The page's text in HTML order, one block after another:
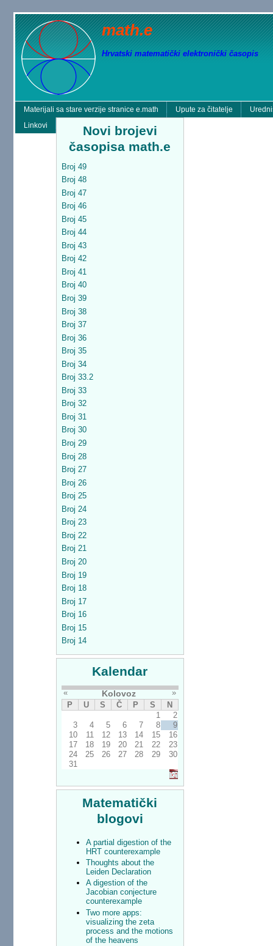
math.e
Hrvatski matematički elektronički časopis
Materijali sa stare verzije stranice e.math Upute za čitatelje
Linkovi
Novi brojevi
časopisa math.e
Broj 49
Broj 48
Broj 47
Broj 46
Broj 45
Broj 44
Broj 43
Broj 42
Broj 41
Broj 40
Broj 39
Broj 38
Broj 37
Broj 36
Broj 35
Broj 34
Broj 33.2
Broj 33
Broj 32
Broj 31
Broj 30
Broj 29
Broj 28
Broj 27
Broj 26
Broj 25
Broj 24
Broj 23
Broj 22
Broj 21
Broj 20
Broj 19
Broj 18
Broj 17
Broj 16
Broj 15
Broj 14
Kalendar
« Kolovoz
»
P
U S Č P S
N
1
2
3
4 5 6 7 8
9
10
11 12 13 14 15
16
17
18 19 20 21 22
23
24
25 26 27 28 29
30
31
Matematički
blogovi
A partial digestion of the
HRT counterexample
Thoughts about the
Leiden Declaration
A digestion of the
Jacobian conjecture
counterexample
Two more apps:
visualizing the zeta
process and the motions
of the heavens